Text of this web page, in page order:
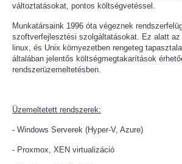
változtatásokat, pontos költségvetéssel.
Munkatársaink 1996 óta végeznek
szoftverfejlesztési szolgáltatásokat. Ez alatt az
linux, és Unix környezetben rengeteg
általában jelentős költségmegtakarítások
rendszerüzemeltetésben.
Üzemeltetett rendszerek:
- Windows Serverek (Hyper-V, Azure)
- Proxmox, XEN virtualizáció